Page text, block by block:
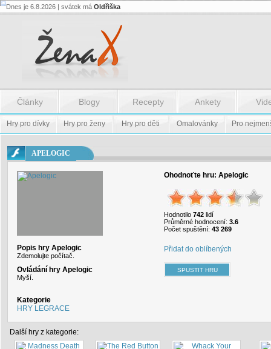
Flash.nazev
Flash.nazev
Dnes je 6.8.2026 | svátek má Oldřiška
Články Blogy Recepty Ankety
Hry pro dívky Hry pro ženy Hry pro děti Omalovánky Pro
APELOGIC
Popis hry Apelogic
Zdemolujte počítač.
Ovládání hry Apelogic
Myší.
Kategorie
HRY LEGRACE
Ohodnoťte hru: Apelogic
Hodnotilo 742 lidí
Průměrné hodnocení: 3.6
Počet spuštění: 43 269
Přidat do oblíbených
Další hry z kategorie: